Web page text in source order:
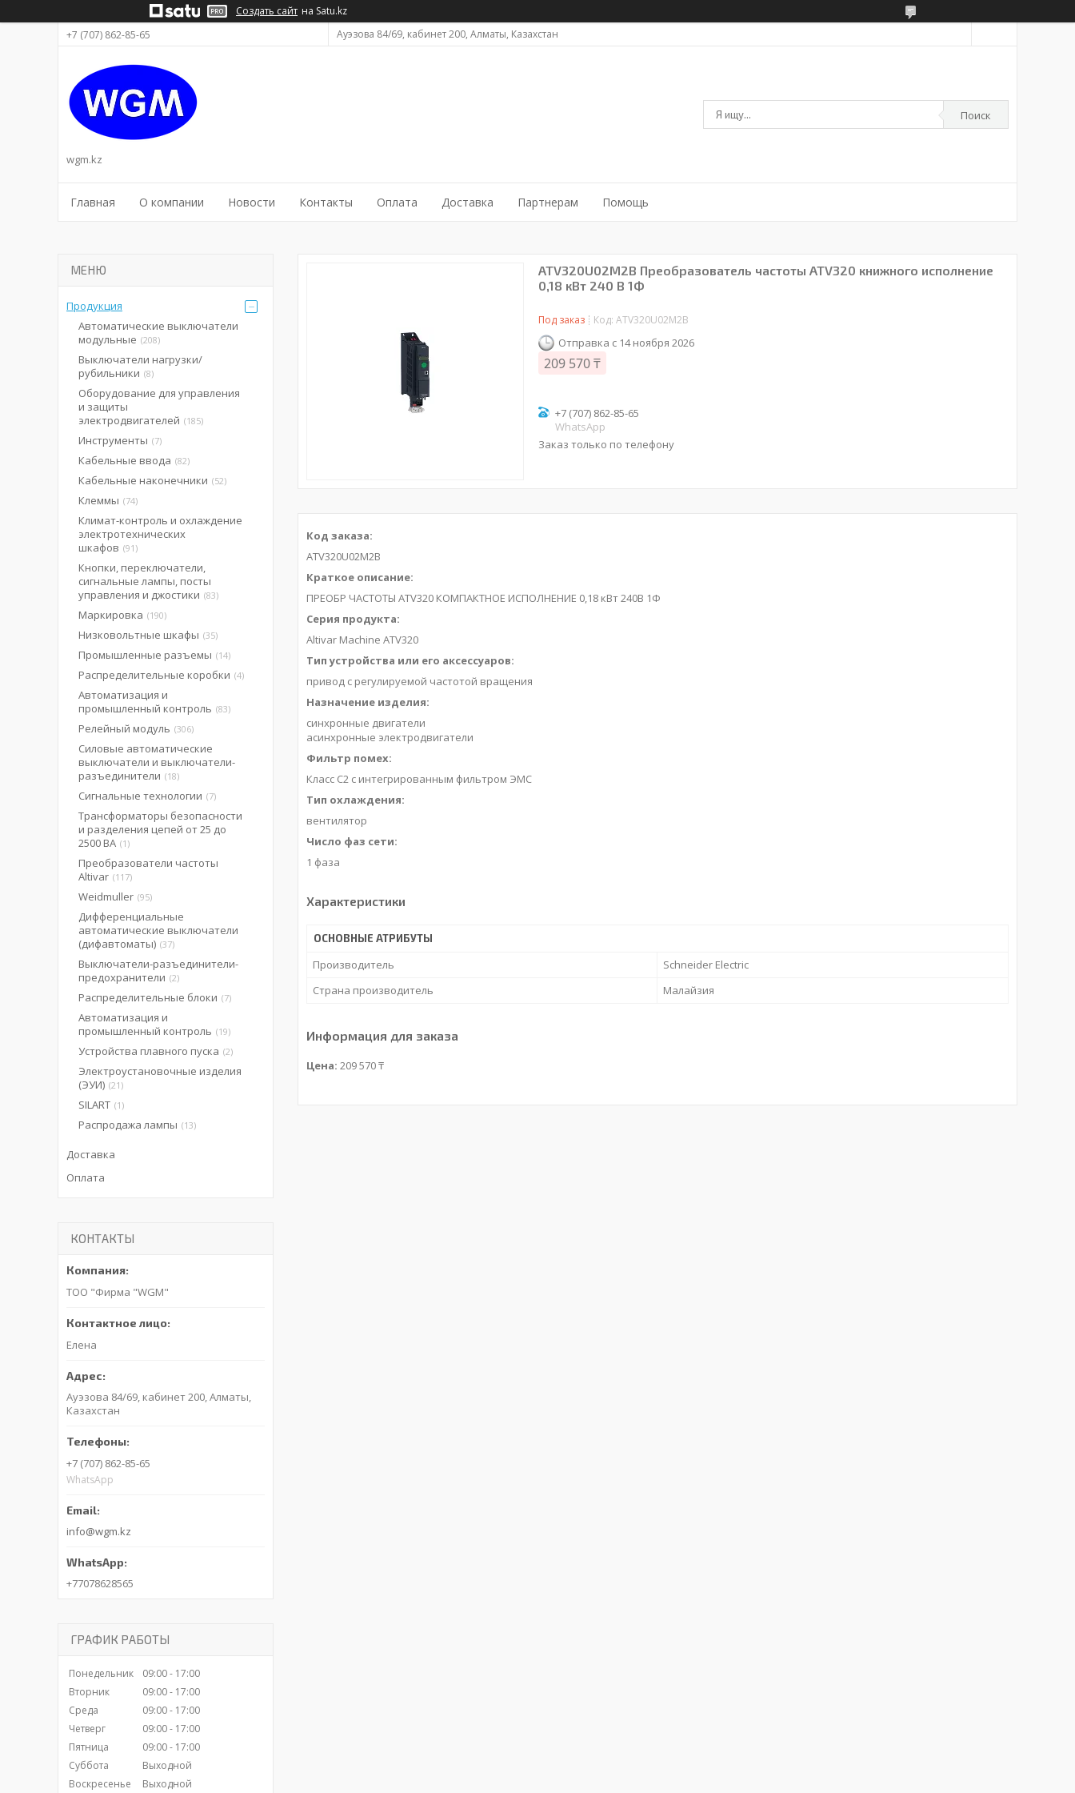
Создать сайт на Satu.kz
+7 (707) 862-85-65
Ауэзова 84/69, кабинет 200, Алматы, Казахстан
wgm.kz
Поиск
Главная О компании Новости Контакты Оплата Доставка Партнерам Помощь
ATV320U02M2B Преобразователь частоты ATV320 книжного исполнение
0,18 кВт 240 В 1Ф
Под заказ Код: ATV320U02M2B
Отправка с 14 ноября 2026
209 570 ₸
+7 (707) 862-85-65
WhatsApp
Заказ только по телефону
Код заказа:
ATV320U02M2B
Краткое описание:
ПРЕОБР ЧАСТОТЫ ATV320 КОМПАКТНОЕ ИСПОЛНЕНИЕ 0,18 кВт 240В 1Ф
Серия продукта:
Altivar Machine ATV320
Тип устройства или его аксессуаров:
привод с регулируемой частотой вращения
Назначение изделия:
синхронные двигатели
асинхронные электродвигатели
Фильтр помех:
Класс C2 с интегрированным фильтром ЭМС
Тип охлаждения:
вентилятор
Число фаз сети:
1 фаза
Характеристики
ОСНОВНЫЕ АТРИБУТЫ
Производитель
Schneider Electric
Страна производитель
Малайзия
Информация для заказа
Цена: 209 570 ₸
Продукция
Автоматические выключатели
модульные 208
Выключатели нагрузки/
рубильники 8
Оборудование для управления
и защиты
электродвигателей
185
Инструменты 7
Кабельные ввода 82
Кабельные наконечники 52
Клеммы 74
Климат-контроль и охлаждение
электротехнических
шкафов 91
Кнопки, переключатели,
сигнальные лампы, посты
управления и джостики 83
Маркировка 190
Низковольтные шкафы 35
Промышленные разъемы 14
Распределительные коробки 4
Автоматизация и
промышленный контроль 83
Релейный модуль 306
Силовые автоматические
выключатели и выключатели-
разъединители
18
Сигнальные технологии 7
Трансформаторы безопасности
и разделения цепей от 25 до
2500 ВА 1
Преобразователи частоты
Altivar 117
Weidmuller 95
Дифференциальные
автоматические выключатели
(дифавтоматы) 37
Выключатели-разъединители-
предохранители 2
Распределительные блоки 7
Автоматизация и
промышленный контроль
19
Устройства плавного пуска 2
Электроустановочные изделия
(ЭУИ) 21
SILART 1
Распродажа лампы 13
Доставка
Оплата
КОНТАКТЫ
ТОО "Фирма "WGM"
Елена
Ауэзова 84/69, кабинет 200, Алматы,
Казахстан
+7 (707) 862-85-65
WhatsApp
info@wgm.kz
+77078628565
ГРАФИК РАБОТЫ
Понедельник 09:00
17:00
Вторник
09:00
17:00
Среда
09:00
17:00
Четверг
09:00
17:00
Пятница
09:00
17:00
Суббота
Выходной
Воскресенье
Выходной